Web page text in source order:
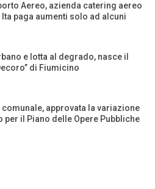
Aereo, azienda catering aereo
Ita paga aumenti solo ad alcuni
e lotta al degrado, nasce il
di Fiumicino
approvata la variazione
per il Piano delle Opere Pubbliche